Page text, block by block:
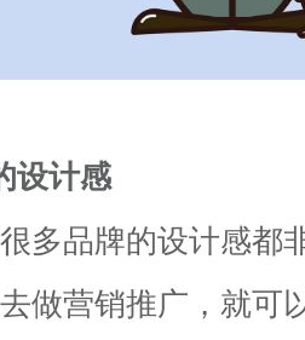
设计感
多品牌的设计感都
做营销推广，就可